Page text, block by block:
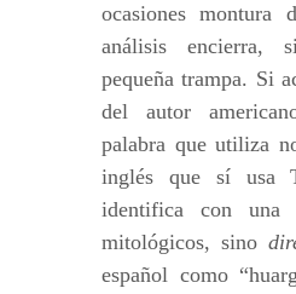
ocasiones montura
análisis encierra,
pequeña trampa. Si
del autor
palabra que utiliza
inglés que sí usa
identifica con una
mitológicos, sino
español como